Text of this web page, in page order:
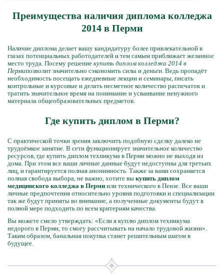
Преимущества наличия диплома колледжа
2014 в Перми
Наличие диплома делает вашу кандидатуру более привлекательной в
глазах потенциальных работодателей и тем самым приближает желанное
место труда. Посему решение купить диплом колледжа 2014 в
Пермипозволит значительно сэкономить силы и деньги. Ведь пропадёт
необходимость посещать ежедневные лекции и семинары, писать
контрольные и курсовые и делать несметное количество распечаток и
тратить значительное время на понимание и усваивание ненужного
материала общеобразовательных предметов.
Где купить диплом в Перми?
С практической точки зрения заключить подобную сделку далеко не
трудоёмкое занятие. В сети функционирует значительное количество
ресурсов, где купить диплом техникума в Перми можно не выходя из
дома. При этом все ваши личные данные будут недоступны для третьих
лиц, и гарантируется полная анонимность. Также за вами сохраняется
полная свобода выбора, не важно, хотите вы купить диплом
медицинского колледжа в Перми или технического в Пензе. Все ваши
личные предпочтения относительно уровня подготовки и специализации
так же будут приняты во внимание, а полученные документы будут в
полной мере подходить по всем критериям качества.
Вы можете смело утверждать: «Если я куплю диплом техникума
недорого в Перми, то смогу рассчитывать на начало трудовой жизни».
Таким образом, банальная покупка станет решительным шагом в
будущее.